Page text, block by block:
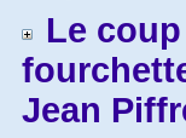
Le
Jean